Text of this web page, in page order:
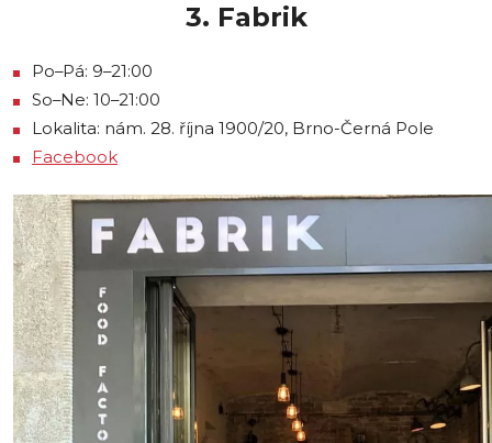
3. Fabrik
Po–Pá: 9–21:00
So–Ne: 10–21:00
Lokalita: nám. 28. října 1900/20, Brno-Černá Pole
Facebook